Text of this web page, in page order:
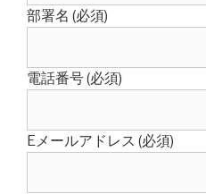
部署名 (必須)
電話番号 (必須)
Eメールアドレス (必須)